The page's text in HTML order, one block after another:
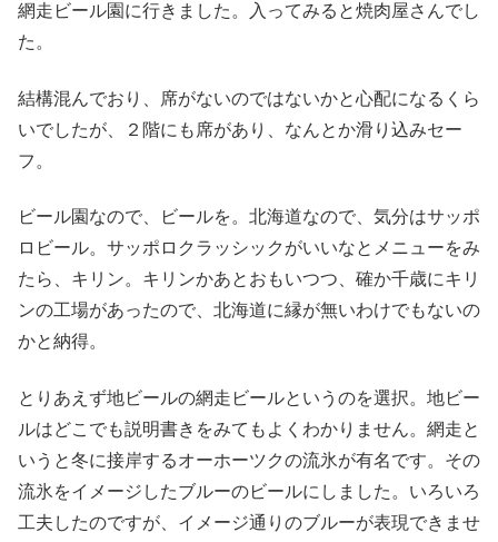
網走ビール園に行きました。入ってみると焼肉屋さんでし
た。
結構混んでおり、席がないのではないかと心配になるくら
いでしたが、２階にも席があり、なんとか滑り込みセー
フ。
ビール園なので、ビールを。北海道なので、気分はサッポ
ロビール。サッポロクラッシックがいいなとメニューをみ
たら、キリン。キリンかあとおもいつつ、確か千歳にキリ
ンの工場があったので、北海道に縁が無いわけでもないの
かと納得。
とりあえず地ビールの網走ビールというのを選択。地ビー
ルはどこでも説明書きをみてもよくわかりません。網走と
いうと冬に接岸するオーホーツクの流氷が有名です。その
流氷をイメージしたブルーのビールにしました。いろいろ
工夫したのですが、イメージ通りのブルーが表現できませ